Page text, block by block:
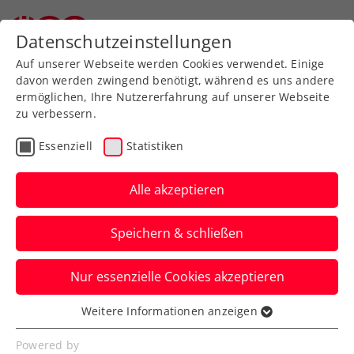
Zurück zur Newsübersicht
ATP
ATP Bastad: Misolic
nimmt mit Nervenstärke
den Titelverteidiger raus
Österreichs Nummer eins steht in
Schweden nach drei abgewehrten
Matchbällen im Viertelfinale.
Verfasst von: Manuel Wachta, 17.07.2025
Datenschutzeinstellungen
Auf unserer Webseite werden Cookies verwendet. Einige
davon werden zwingend benötigt, während es uns andere
ermöglichen, Ihre Nutzererfahrung auf unserer Webseite
zu verbessern.
Essenziell Statistiken
Alle akzeptieren
Speichern & schließen
Nur essenzielle Cookies akzeptieren
Essenziell
Essenzielle Cookies werden für grundlegende
Weitere Informationen anzeigen
Powered by